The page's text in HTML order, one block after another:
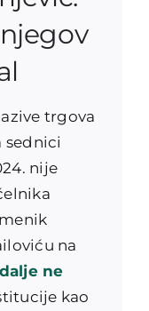
trgova
sednici
nije
na
ne
kao